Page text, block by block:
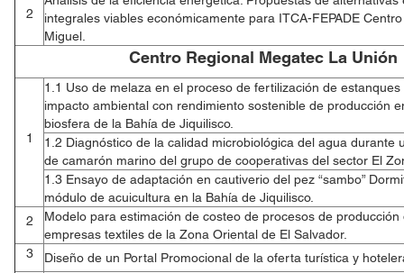
2
integrales viables económicamente para ITCA-FEPADE
Miguel.
Centro Regional Megatec La Unión
1
1.1 Uso de melaza en el proceso de fertilización de
impacto ambiental con rendimiento sostenible de producción
biosfera de la Bahía de Jiquilisco.
1.2 Diagnóstico de la calidad microbiológica del agua durante
de camarón marino del grupo de cooperativas del sector El
1.3 Ensayo de adaptación en cautiverio del pez “sambo”
módulo de acuicultura en la Bahía de Jiquilisco.
2
Modelo para estimación de costeo de procesos de producción
empresas textiles de la Zona Oriental de El Salvador.
3
Diseño de un Portal Promocional de la oferta turística y